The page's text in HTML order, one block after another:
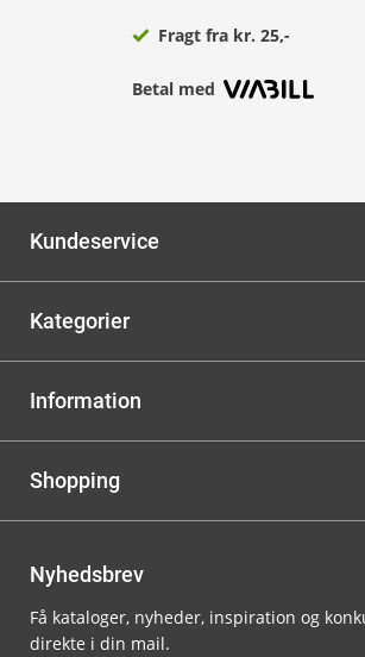
Fragt fra kr. 25,-
Betal med
Kundeservice
Kategorier
Information
Shopping
Nyhedsbrev
Få kataloger, nyheder, inspiration og
direkte i din mail.